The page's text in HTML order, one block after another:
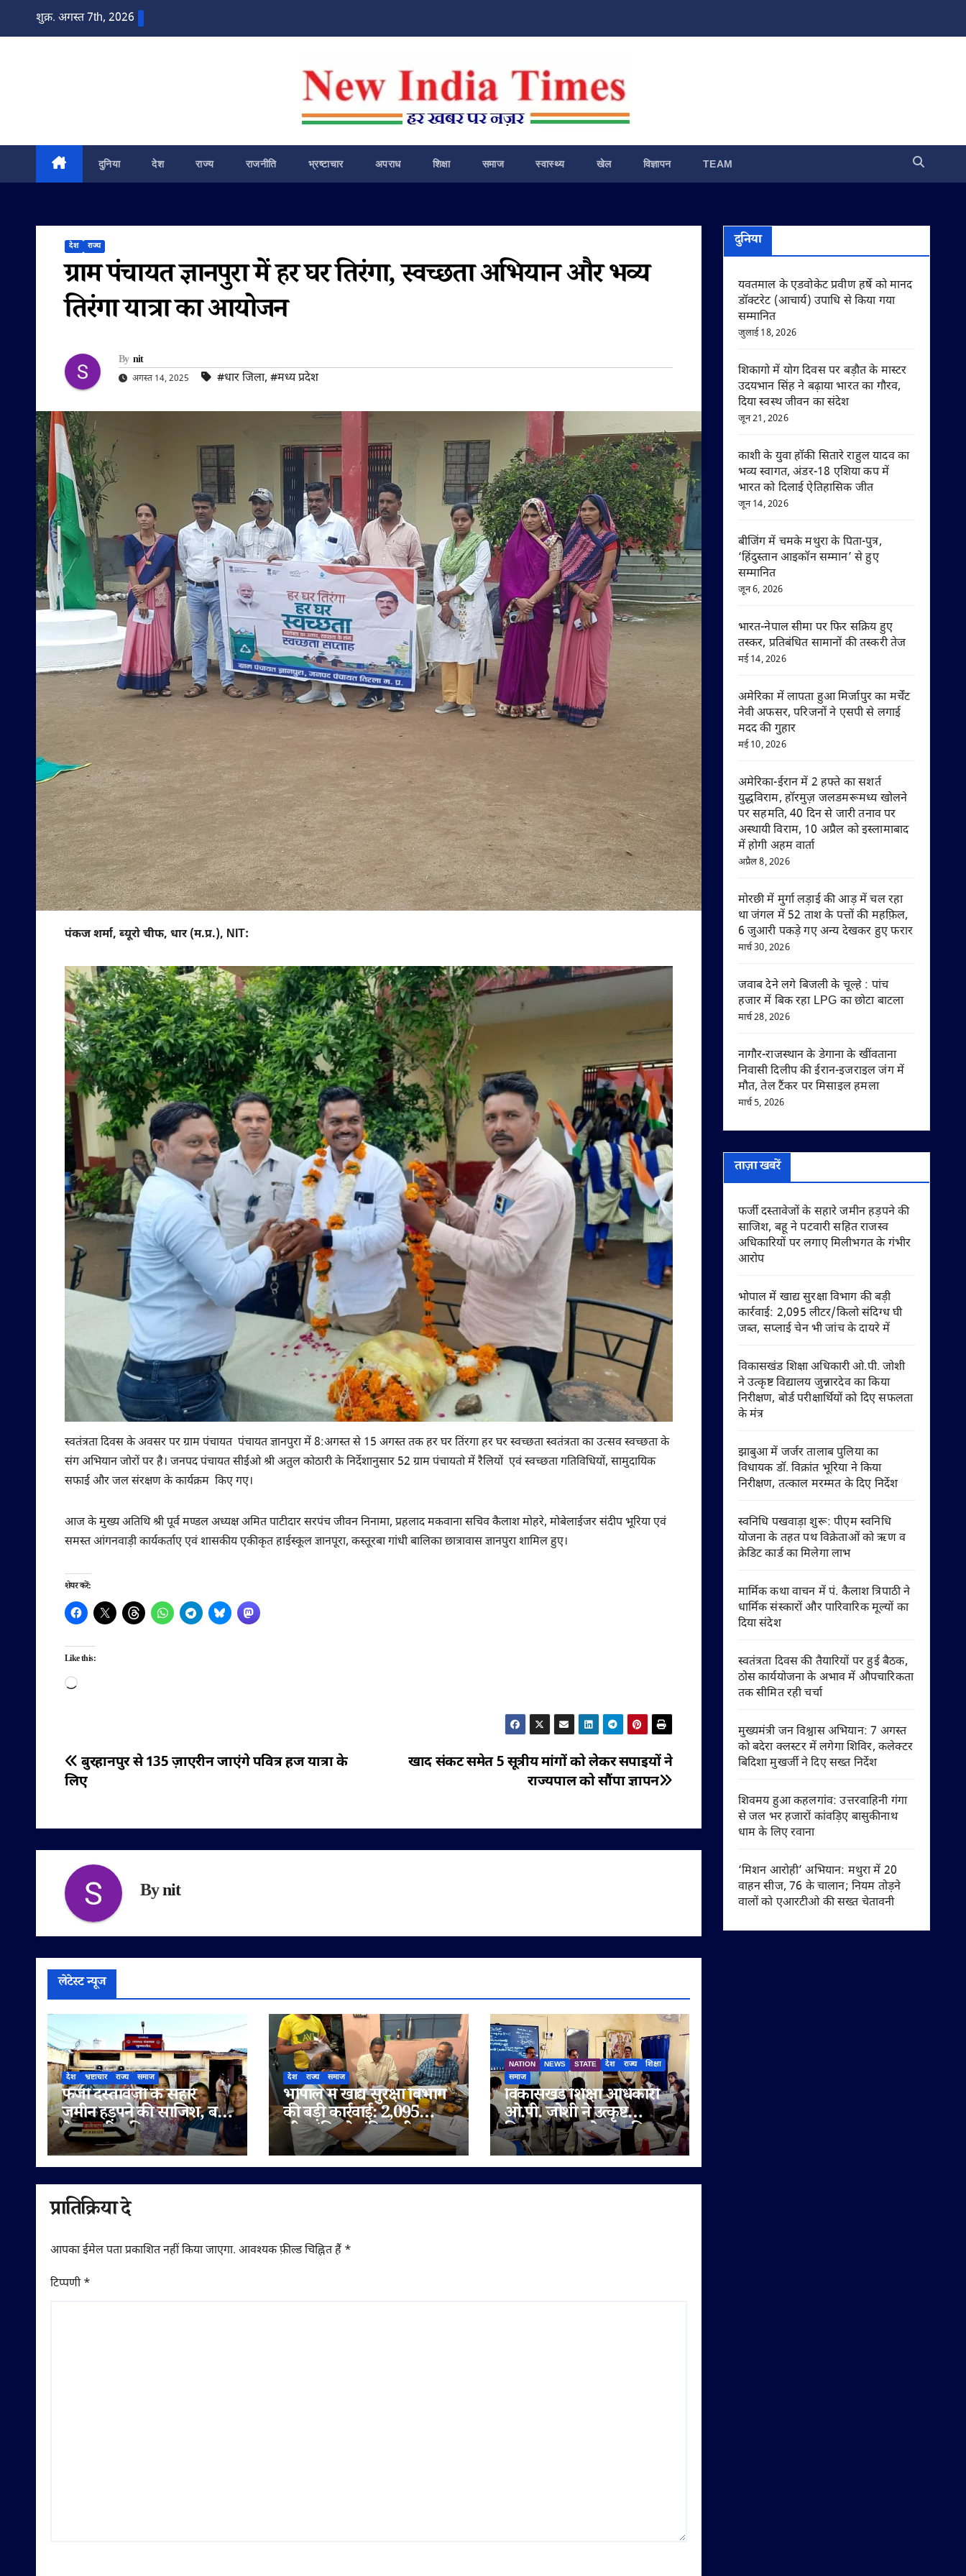
शुक्र. अगस्त 7th, 2026
दुनिया देश राज्य राजनीति भ्रष्टाचार अपराध शिक्षा समाज स्वास्थ्य खेल विज्ञापन TEAM
देश राज्य
ग्राम पंचायत ज्ञानपुरा में हर घर तिरंगा, स्वच्छता अभियान और भव्य
तिरंगा यात्रा का आयोजन
By nit
अगस्त 14, 2025 #धार जिला, #मध्य प्रदेश
पंकज शर्मा, ब्यूरो चीफ, धार (म.प्र.), NIT:
स्वतंत्रता दिवस के अवसर पर ग्राम पंचायत पंचायत ज्ञानपुरा में 8:अगस्त से 15 अगस्‍त तक हर घर तिंरगा हर घर स्वच्छता स्वतंत्रता का उत्सव स्वच्छता के
संग अभियान जोरों पर है। जनपद पंचायत सीईओ श्री अतुल कोठारी के निर्देशानुसार 52 ग्राम पंचायतो में रैलियों एवं स्वच्छता गतिविधियों, सामुदायिक
सफाई और जल संरक्षण के कार्यक्रम किए गए।
आज के मुख्य अतिथि श्री पूर्व मण्डल अध्यक्ष अमित पाटीदार सरपंच जीवन निनामा, प्रहलाद मकवाना सचिव कैलाश मोहरे, मोबेलाईजर संदीप भूरिया एवं
समस्त आंगनवाड़ी कार्यकर्ताए एवं शासकीय एकीकृत हाईस्कूल ज्ञानपूरा, कस्तूरबा गांधी बालिका छात्रावास ज्ञानपुरा शामिल हुए।
शेयर करें:
Like this:
Loading…
पोस्ट
नेविगेशन
खाद संकट समेत 5 सूत्रीय मांगों को लेकर सपाइयों ने
राज्यपाल को सौंपा ज्ञापन
बुरहानपुर से 135 ज़ाएरीन जाएंगे पवित्र हज यात्रा के
लिए
Bynit
लेटेस्ट न्यूज
देश भ्रष्टाचार राज्य समाज
फर्जी दस्तावेजों के सहारे
जमीन हड़पने की साजिश, बहू
ने पटवारी सहित राजस्व
अधिकारियों पर लगाए
मिलीभगत के गंभीर आरोप
देश राज्य समाज
भोपाल में खाद्य सुरक्षा विभाग
की बड़ी कार्रवाई: 2,095
लीटर/किलो संदिग्ध घी जब्त,
सप्लाई चेन भी जांच के दायरे
में
NATION NEWS STATE देश राज्य
शिक्षा
समाज
विकासखंड शिक्षा अधिकारी
ओ.पी. जोशी ने उत्कृष्ट
विद्यालय जुन्नारदेव का किया
निरीक्षण, बोर्ड परीक्षार्थियों को
दिए सफलता के मंत्र
प्रातिक्रिया दे
आपका ईमेल पता प्रकाशित नहीं किया जाएगा. आवश्यक फ़ील्ड चिह्नित हैं *
टिप्पणी*
दुनिया
यवतमाल के एडवोकेट प्रवीण हर्षे को मानद
डॉक्टरेट (आचार्य) उपाधि से किया गया
सम्मानित
जुलाई 18, 2026
शिकागो में योग दिवस पर बड़ौत के मास्टर
उदयभान सिंह ने बढ़ाया भारत का गौरव,
दिया स्वस्थ जीवन का संदेश
जून 21, 2026
काशी के युवा हॉकी सितारे राहुल यादव का
भव्य स्वागत, अंडर-18 एशिया कप में
भारत को दिलाई ऐतिहासिक जीत
जून 14, 2026
बीजिंग में चमके मथुरा के पिता-पुत्र,
‘हिंदुस्तान आइकॉन सम्मान’ से हुए
सम्मानित
जून 6, 2026
भारत-नेपाल सीमा पर फिर सक्रिय हुए
तस्कर, प्रतिबंधित सामानों की तस्करी तेज
मई 14, 2026
अमेरिका में लापता हुआ मिर्जापुर का मर्चेंट
नेवी अफसर, परिजनों ने एसपी से लगाई
मदद की गुहार
मई 10, 2026
अमेरिका-ईरान में 2 हफ्ते का सशर्त
युद्धविराम, हॉरमुज़ जलडमरूमध्य खोलने
पर सहमति, 40 दिन से जारी तनाव पर
अस्थायी विराम, 10 अप्रैल को इस्लामाबाद
में होगी अहम वार्ता
अप्रैल 8, 2026
मोरछी में मुर्गा लड़ाई की आड़ में चल रहा
था जंगल में 52 ताश के पत्तों की महफ़िल,
6 जुआरी पकड़े गए अन्य देखकर हुए फरार
मार्च 30, 2026
जवाब देने लगे बिजली के चूल्हे : पांच
हजार में बिक रहा LPG का छोटा बाटला
मार्च 28, 2026
नागौर-राजस्थान के डेगाना के खींवताना
निवासी दिलीप की ईरान-इजराइल जंग में
मौत, तेल टैंकर पर मिसाइल हमला
मार्च 5, 2026
ताज़ा खबरें
फर्जी दस्तावेजों के सहारे जमीन हड़पने की
साजिश, बहू ने पटवारी सहित राजस्व
अधिकारियों पर लगाए मिलीभगत के गंभीर
आरोप
भोपाल में खाद्य सुरक्षा विभाग की बड़ी
कार्रवाई: 2,095 लीटर/किलो संदिग्ध घी
जब्त, सप्लाई चेन भी जांच के दायरे में
विकासखंड शिक्षा अधिकारी ओ.पी. जोशी
ने उत्कृष्ट विद्यालय जुन्नारदेव का किया
निरीक्षण, बोर्ड परीक्षार्थियों को दिए सफलता
के मंत्र
झाबुआ में जर्जर तालाब पुलिया का
विधायक डॉ. विक्रांत भूरिया ने किया
निरीक्षण, तत्काल मरम्मत के दिए निर्देश
स्वनिधि पखवाड़ा शुरू: पीएम स्वनिधि
योजना के तहत पथ विक्रेताओं को ऋण व
क्रेडिट कार्ड का मिलेगा लाभ
मार्मिक कथा वाचन में पं. कैलाश त्रिपाठी ने
धार्मिक संस्कारों और पारिवारिक मूल्यों का
दिया संदेश
स्वतंत्रता दिवस की तैयारियों पर हुई बैठक,
ठोस कार्ययोजना के अभाव में औपचारिकता
तक सीमित रही चर्चा
मुख्यमंत्री जन विश्वास अभियान: 7 अगस्त
को बदेरा क्लस्टर में लगेगा शिविर, कलेक्टर
बिदिशा मुखर्जी ने दिए सख्त निर्देश
शिवमय हुआ कहलगांव: उत्तरवाहिनी गंगा
से जल भर हजारों कांवड़िए बासुकीनाथ
धाम के लिए रवाना
‘मिशन आरोही’ अभियान: मथुरा में 20
वाहन सीज, 76 के चालान; नियम तोड़ने
वालों को एआरटीओ की सख्त चेतावनी